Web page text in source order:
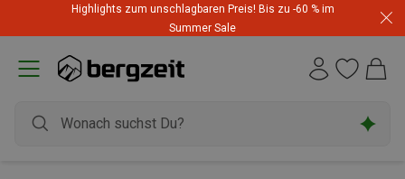
Highlights zum unschlagbaren Preis! Bis zu -60 % im
Summer Sale